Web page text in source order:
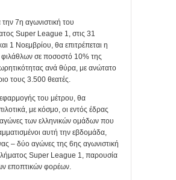
7η αγωνιστική του
Super League 1, στις 31
1 Νοεμβρίου, θα επιτρέπεται η
φιλάθλων σε ποσοστό 10% της
ανά θύρα, με ανώτατο
τους 3.500 θεατές.
του μέτρου, θα
με κόσμο, οι εντός έδρας
των ελληνικών ομάδων που
αυτή την εβδομάδα,
– δύο αγώνες της 6ης αγωνιστική
Super League 1, παρουσία
εποπτικών φορέων.